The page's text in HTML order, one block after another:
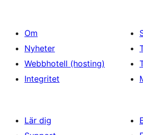
Om
Nyheter
Webbhotell (hosting)
Integritet
Lär dig